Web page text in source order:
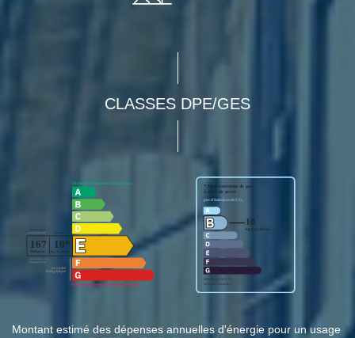
CLASSES DPE/GES
Montant estimé des dépenses annuelles d'énergie pour un usage